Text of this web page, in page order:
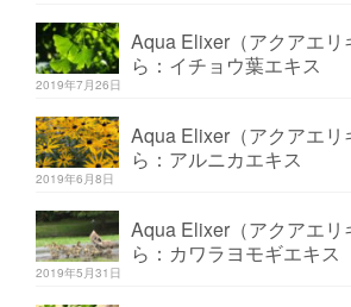
Aqua Elixer（アクアエ
ら：イチョウ葉エキス
2019年7月26日
Aqua Elixer（アクアエ
ら：アルニカエキス
2019年6月8日
Aqua Elixer（アクアエ
ら：カワラヨモギエキス
2019年5月31日